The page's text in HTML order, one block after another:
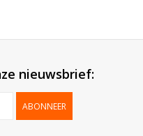
nieuwsbrief:
ABONNEER